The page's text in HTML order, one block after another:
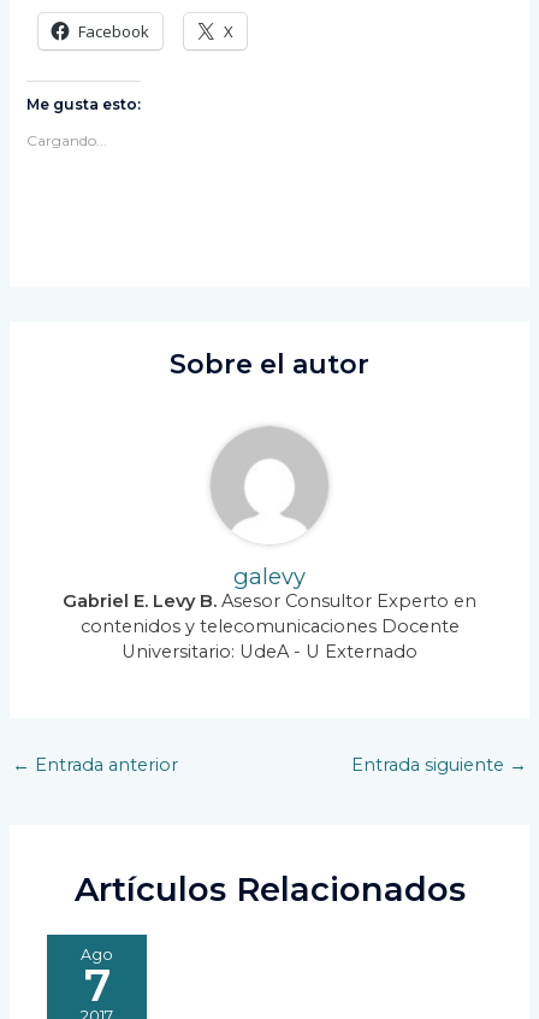
Facebook X
Me gusta esto:
Cargando...
Sobre el autor
galevy
Gabriel E. Levy B. Asesor Consultor Experto en
contenidos y telecomunicaciones Docente
Universitario: UdeA - U Externado
Navegación
← Entrada anterior Entrada siguiente →
Artículos Relacionados
Ago
7